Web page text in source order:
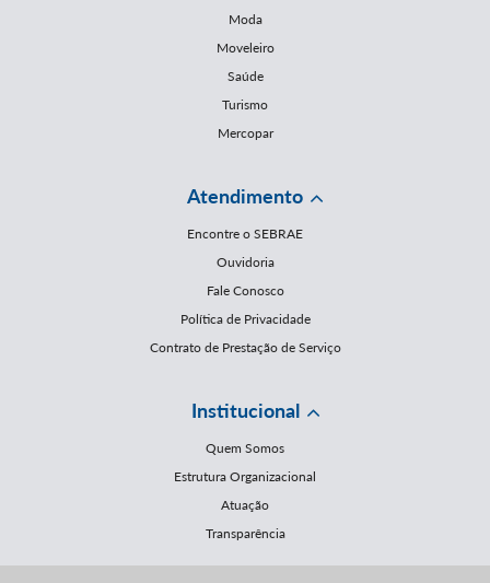
Moda
Moveleiro
Saúde
Turismo
Mercopar
Atendimento
Encontre o SEBRAE
Ouvidoria
Fale Conosco
Política de Privacidade
Contrato de Prestação de Serviço
Institucional
Quem Somos
Estrutura Organizacional
Atuação
Transparência